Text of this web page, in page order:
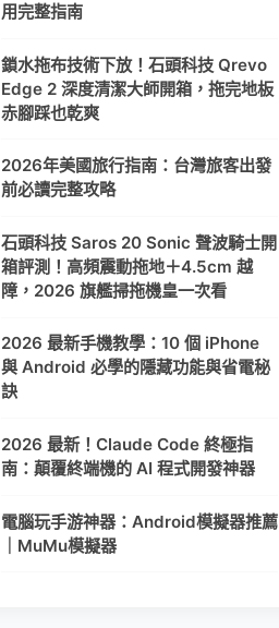
用完整指南
鎖水拖布技術下放！石頭科技 Qrevo
Edge 2 深度清潔大師開箱，拖完地板
赤腳踩也乾爽
2026年美國旅行指南：台灣旅客出發
前必讀完整攻略
石頭科技 Saros 20 Sonic 聲波騎士開
箱評測！高頻震動拖地＋4.5cm 越
障，2026 旗艦掃拖機皇一次看
2026 最新手機教學：10 個 iPhone
與 Android 必學的隱藏功能與省電秘
訣
2026 最新！Claude Code 終極指
南：顛覆終端機的 AI 程式開發神器
電腦玩手游神器：Android模擬器推薦
｜MuMu模擬器